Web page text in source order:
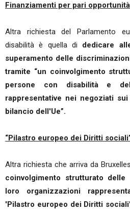
Finanziamenti per pari
Altra richiesta del Parlamento
disabilità è quella di dedicare
superamento delle
tramite “un coinvolgimento
persone con disabilità e
rappresentative nei negoziati
bilancio dell'Ue”.
“Pilastro europeo dei Diritti
Altra richiesta che arriva da
coinvolgimento strutturato
loro organizzazioni
'Pilastro europeo dei Diritti